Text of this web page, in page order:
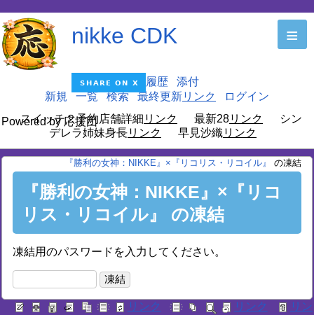
nikke CDK
Powered by 応援団
≡
編集 履歴
添付
新規
一覧 検索 最終更新
ログイン
スイッチ２予約店舗詳細
最新28
シン
デレラ姉妹身長
早見沙織
『勝利の女神：NIKKE』×『リコリス・リコイル』 の凍結
『勝利の女神：NIKKE』×『リコ
リス・リコイル』 の凍結
凍結用のパスワードを入力してください。